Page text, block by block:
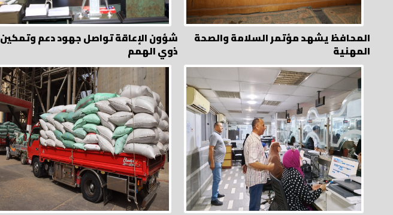
المحافظ يشهد مؤتمر السلامة والصحة
المهنية
شؤون الإعاقة تواصل جهود دعم وتمكين
ذوي الهمم